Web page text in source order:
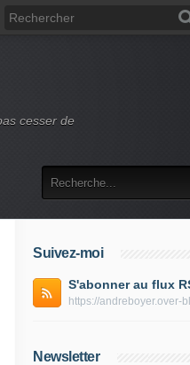
cesser de
Suivez-moi
S'abonner au flux
https://andreboyer.over-
Newsletter